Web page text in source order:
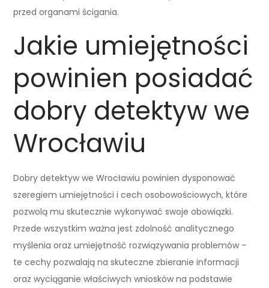
przed organami ścigania.
Jakie umiejętności
powinien posiadać
dobry detektyw we
Wrocławiu
Dobry detektyw we Wrocławiu powinien dysponować
szeregiem umiejętności i cech osobowościowych, które
pozwolą mu skutecznie wykonywać swoje obowiązki.
Przede wszystkim ważna jest zdolność analitycznego
myślenia oraz umiejętność rozwiązywania problemów –
te cechy pozwalają na skuteczne zbieranie informacji
oraz wyciąganie właściwych wniosków na podstawie